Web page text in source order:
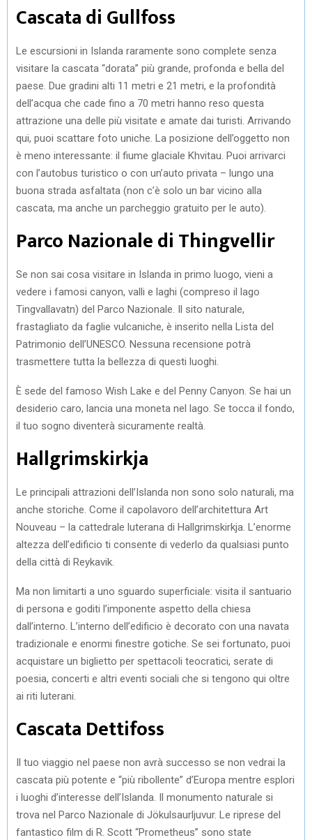
Cascata di Gullfoss
Le escursioni in Islanda raramente sono complete senza
visitare la cascata “dorata” più grande, profonda e bella del
paese. Due gradini alti 11 metri e 21 metri, e la profondità
dell’acqua che cade fino a 70 metri hanno reso questa
attrazione una delle più visitate e amate dai turisti. Arrivando
qui, puoi scattare foto uniche. La posizione dell’oggetto non
è meno interessante: il fiume glaciale Khvitau. Puoi arrivarci
con l’autobus turistico o con un’auto privata – lungo una
buona strada asfaltata (non c’è solo un bar vicino alla
cascata, ma anche un parcheggio gratuito per le auto).
Parco Nazionale di Thingvellir
Se non sai cosa visitare in Islanda in primo luogo, vieni a
vedere i famosi canyon, valli e laghi (compreso il lago
Tingvallavatn) del Parco Nazionale. Il sito naturale,
frastagliato da faglie vulcaniche, è inserito nella Lista del
Patrimonio dell’UNESCO. Nessuna recensione potrà
trasmettere tutta la bellezza di questi luoghi.
È sede del famoso Wish Lake e del Penny Canyon. Se hai un
desiderio caro, lancia una moneta nel lago. Se tocca il fondo,
il tuo sogno diventerà sicuramente realtà.
Hallgrimskirkja
Le principali attrazioni dell’Islanda non sono solo naturali, ma
anche storiche. Come il capolavoro dell’architettura Art
Nouveau – la cattedrale luterana di Hallgrimskirkja. L’enorme
altezza dell’edificio ti consente di vederlo da qualsiasi punto
della città di Reykavik.
Ma non limitarti a uno sguardo superficiale: visita il santuario
di persona e goditi l’imponente aspetto della chiesa
dall’interno. L’interno dell’edificio è decorato con una navata
tradizionale e enormi finestre gotiche. Se sei fortunato, puoi
acquistare un biglietto per spettacoli teocratici, serate di
poesia, concerti e altri eventi sociali che si tengono qui oltre
ai riti luterani.
Cascata Dettifoss
Il tuo viaggio nel paese non avrà successo se non vedrai la
cascata più potente e “più ribollente” d’Europa mentre esplori
i luoghi d’interesse dell’Islanda. Il monumento naturale si
trova nel Parco Nazionale di Jökulsaurljuvur. Le riprese del
fantastico film di R. Scott “Prometheus” sono state